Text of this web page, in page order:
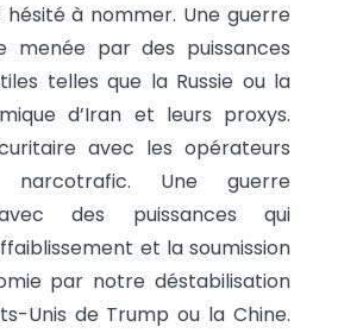
hésité à nommer. Une guerre
menée par des puissances
telles que la Russie ou la
d’Iran et leurs proxys.
avec les opérateurs
Une guerre
des puissances qui
et la soumission
par notre déstabilisation
Unis de Trump ou la Chine.